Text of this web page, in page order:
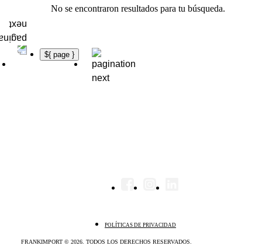
No se encontraron resultados para tu búsqueda.
${ page }
FRANKIMPORT © 2026. TODOS LOS DERECHOS RESERVADOS.
POLÍTICAS DE PRIVACIDAD